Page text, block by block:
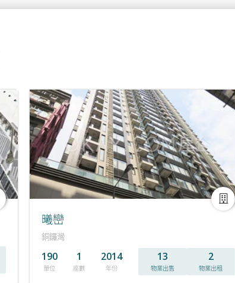
曦巒
銅鑼灣
190
單位
1
座數
2014
年份
13
物業出售
2
物業出租